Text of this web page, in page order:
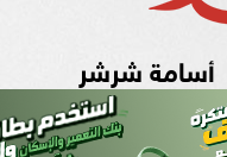
أسامة شرشر